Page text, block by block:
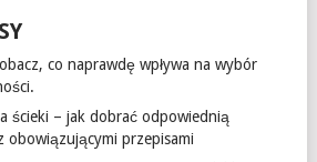
co naprawdę wpływa na wybór
ścieki – jak dobrać odpowiednią
obowiązującymi przepisami